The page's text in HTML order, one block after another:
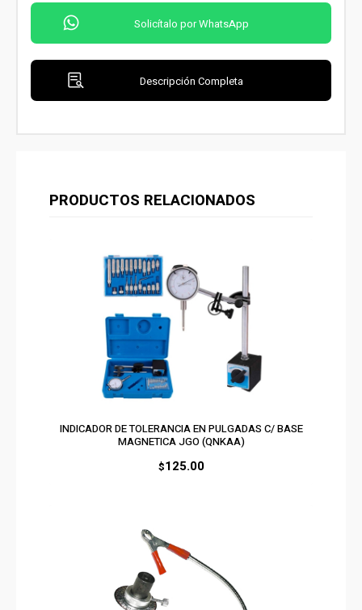
Solicítalo por WhatsApp
Descripción Completa
PRODUCTOS RELACIONADOS
INDICADOR DE TOLERANCIA EN PULGADAS C/ BASE
MAGNETICA JGO (QNKAA)
$125.00